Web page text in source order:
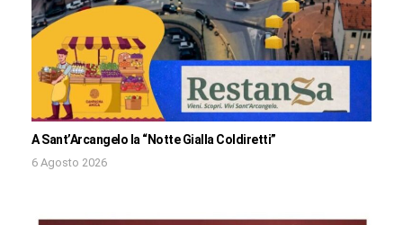
A Sant’Arcangelo la “Notte Gialla Coldiretti”
6 Agosto 2026